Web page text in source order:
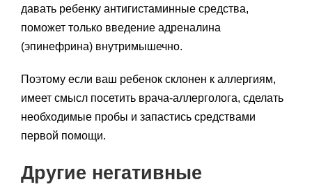
давать ребенку антигистаминные средства,
поможет только введение адреналина
(эпинефрина) внутримышечно.
Поэтому если ваш ребенок склонен к аллергиям,
имеет смысл посетить врача-аллерголога, сделать
необходимые пробы и запастись средствами
первой помощи.
Другие негативные